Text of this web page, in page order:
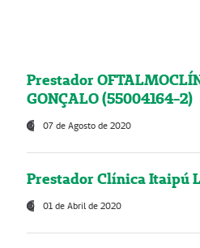
Prestador
GONÇALO (55004164-2)
07 de Agosto de 2020
Prestador Clínica Itaipú
01 de Abril de 2020